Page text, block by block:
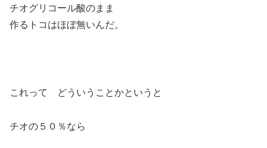
チオグリコール酸のまま
作るトコはほぼ無いんだ。
これって どういうことかというと
チオの５０％なら